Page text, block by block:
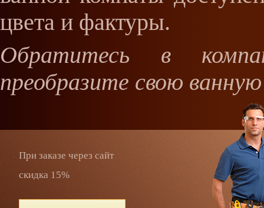
цвета и фактуры.
Обратитесь в
преобразите свою
При заказе через сайт
скидка 15%